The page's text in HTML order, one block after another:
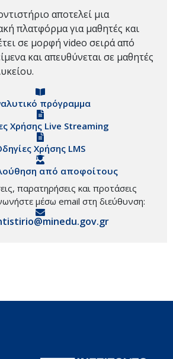
αποτελεί μια
πλατφόρμα για μαθητές και
σε μορφή video σειρά από
και απευθύνεται σε μαθητές
πρόγραμμα
Χρήσης Live Streaming
Χρήσης LMS
από αποφοίτους
παρατηρήσεις και προτάσεις
μέσω email στη διεύθυνση: